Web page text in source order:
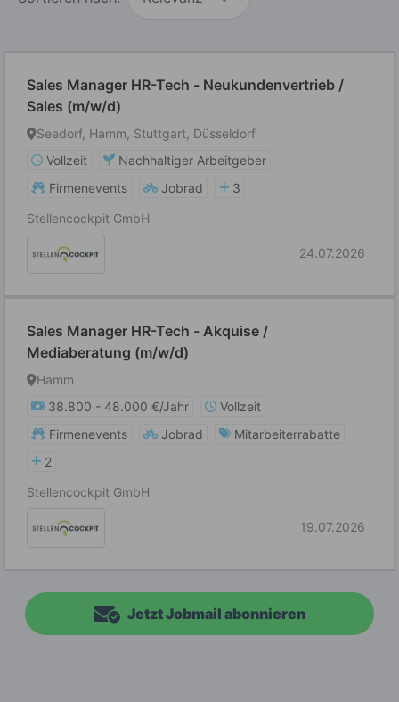
Sales Manager HR-Tech - Neukundenvertrieb /
Sales (m/w/d)
Seedorf, Hamm, Stuttgart, Düsseldorf
Vollzeit
Nachhaltiger Arbeitgeber
Firmenevents
Jobrad
3
Stellencockpit GmbH
24.07.2026
Sales Manager HR-Tech - Akquise /
Mediaberatung (m/w/d)
Hamm
38.800 - 48.000 €/Jahr
Vollzeit
Firmenevents
Jobrad
Mitarbeiterrabatte
2
Stellencockpit GmbH
19.07.2026
Jetzt Jobmail abonnieren